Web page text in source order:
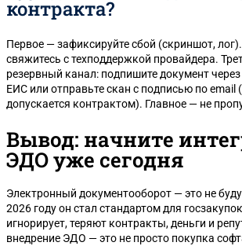
контракта?
Первое — зафиксируйте сбой (скриншот,
свяжитесь с техподдержкой провайдера.
резервный канал: подпишите документ
ЕИС или отправьте скан с подписью по email
допускается контрактом). Главное — не
Вывод: начните
ЭДО уже сегодня
Электронный документооборот — это не
2026 году он стал стандартом для
игнорирует, теряют контракты, деньги и
внедрение ЭДО — это не просто покупка